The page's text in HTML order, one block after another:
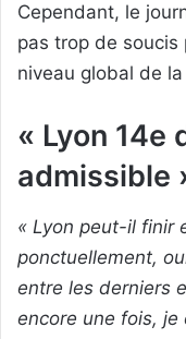
Cependant, le
pas trop de soucis
niveau global de la
« Lyon 14e
admissible
« Lyon peut-il finir
ponctuellement,
entre les derniers
encore une fois, je